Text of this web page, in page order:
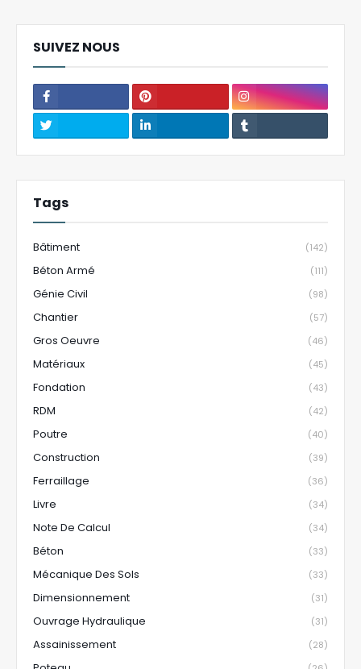
SUIVEZ NOUS
Tags
Bâtiment (142)
Béton Armé (111)
Génie Civil (98)
Chantier (57)
Gros Oeuvre (46)
Matériaux (45)
Fondation (43)
RDM (42)
Poutre (40)
Construction (39)
Ferraillage (36)
Livre (34)
Note De Calcul (34)
Béton (33)
Mécanique Des Sols (33)
Dimensionnement (31)
Ouvrage Hydraulique (31)
Assainissement (28)